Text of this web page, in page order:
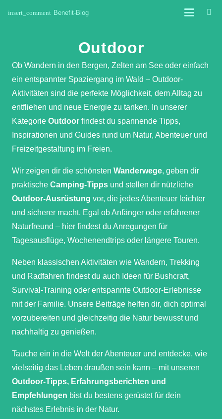
insert_comment Benefit-Blog
Outdoor
Ob Wandern in den Bergen, Zelten am See oder einfach
ein entspannter Spaziergang im Wald – Outdoor-
Aktivitäten sind die perfekte Möglichkeit, dem Alltag zu
entfliehen und neue Energie zu tanken. In unserer
Kategorie Outdoor findest du spannende Tipps,
Inspirationen und Guides rund um Natur, Abenteuer und
Freizeitgestaltung im Freien.
Wir zeigen dir die schönsten Wanderwege, geben dir
praktische Camping-Tipps und stellen dir nützliche
Outdoor-Ausrüstung vor, die jedes Abenteuer leichter
und sicherer macht. Egal ob Anfänger oder erfahrener
Naturfreund – hier findest du Anregungen für
Tagesausflüge, Wochenendtrips oder längere Touren.
Neben klassischen Aktivitäten wie Wandern, Trekking
und Radfahren findest du auch Ideen für Bushcraft,
Survival-Training oder entspannte Outdoor-Erlebnisse
mit der Familie. Unsere Beiträge helfen dir, dich optimal
vorzubereiten und gleichzeitig die Natur bewusst und
nachhaltig zu genießen.
Tauche ein in die Welt der Abenteuer und entdecke, wie
vielseitig das Leben draußen sein kann – mit unseren
Outdoor-Tipps, Erfahrungsberichten und
Empfehlungen bist du bestens gerüstet für dein
nächstes Erlebnis in der Natur.